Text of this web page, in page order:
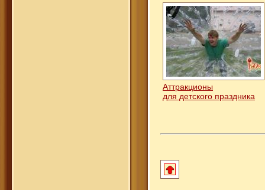
Аттракционы
для детского праздника